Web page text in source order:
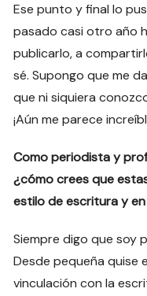
Ese punto y final lo
pasado casi otro año
publicarlo, a
sé. Supongo que me
que ni siquiera
¡Aún me parece
Como periodista y
¿cómo crees que
estilo de escritura y
Siempre digo que soy
Desde pequeña quise
vinculación con la